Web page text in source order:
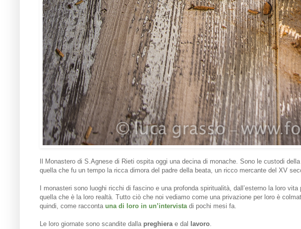
Il Monastero di S.Agnese di Rieti ospita oggi una decina di monache. Sono le custodi
quella che fu un tempo la ricca dimora del padre della beata, un ricco mercante del XV
I monasteri sono luoghi ricchi di fascino e una profonda spiritualità, dall’esterno la loro
quella che è la loro realtà. Tutto ciò che noi vediamo come una privazione per loro è
quindi, come racconta una di loro in un’intervista di pochi mesi fa.
Le loro giornate sono scandite dalla preghiera e dal lavoro